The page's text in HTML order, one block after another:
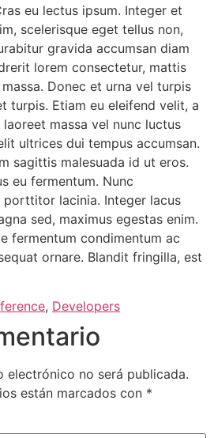
eu lectus ipsum. Integer et
scelerisque eget tellus non,
gravida accumsan diam
lorem consectetur, mattis
Donec et urna vel turpis
turpis. Etiam eu eleifend velit, a
massa vel nunc luctus
ultrices dui tempus accumsan.
sagittis malesuada id ut eros.
eu fermentum. Nunc
porttitor lacinia. Integer lacus
sed, maximus egestas enim.
fermentum condimentum ac
ornare. Blandit fringilla, est
, Developers
electrónico no será publicada.
están marcados con *